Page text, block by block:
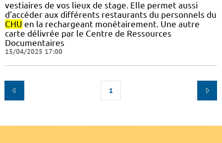
vestiaires de vos lieux de stage. Elle permet aussi
d’accéder aux différents restaurants du personnels du
CHU en la rechargeant monétairement. Une autre
carte délivrée par le Centre de Ressources
Documentaires
15/04/2025 17:00
1